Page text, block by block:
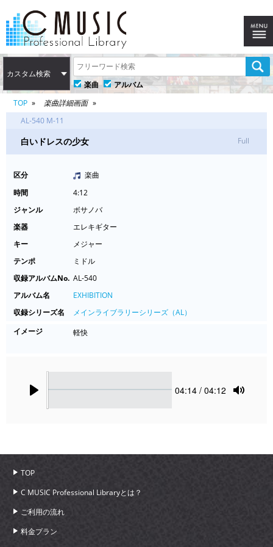
カスタム検索
楽曲
アルバム
TOP
楽曲詳細画面
AL-540 M-11
白いドレスの少女 Full
区分
楽曲
時間
4:12
ジャンル
ボサノバ
楽器
エレキギター
キー
メジャー
テンポ
ミドル
収録アルバムNo. AL-540
アルバム名
EXHIBITION
収録シリーズ名
メインライブラリーシリーズ（AL）
イメージ
軽快
Current
04:14 / 04:12
TOP
C MUSIC Professional Libraryとは？
ご利用の流れ
料金プラン